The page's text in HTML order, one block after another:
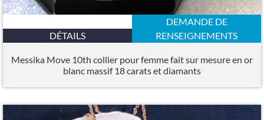
DÉTAILS
DEMANDE DE
RENSEIGNEMENTS
Messika Move 10th collier pour femme fait sur mesure en or
blanc massif 18 carats et diamants